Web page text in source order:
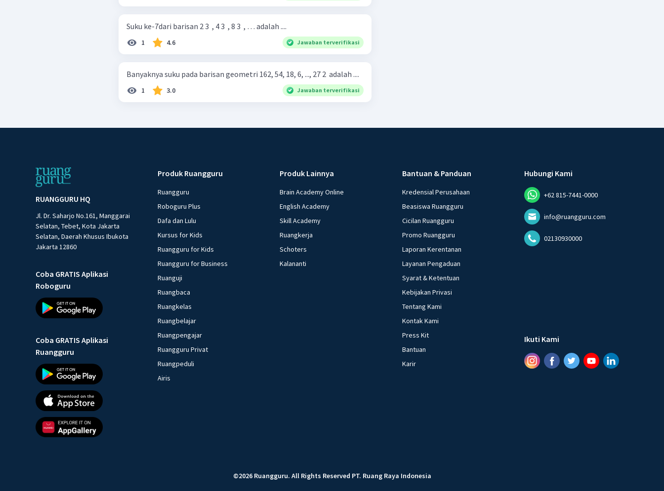
Suku ke-7dari barisan 2 3 ​ , 4 3 ​ , 8 3 ​ , … adalah ....
1 4.6 Jawaban terverifikasi
Banyaknya suku pada barisan geometri 162, 54, 18, 6, ..., 27 2 ​ adalah ....
1 3.0 Jawaban terverifikasi
RUANGGURU HQ
Jl. Dr. Saharjo No.161, Manggarai
Selatan, Tebet, Kota Jakarta
Selatan, Daerah Khusus Ibukota
Jakarta 12860
Coba GRATIS Aplikasi
Roboguru
Coba GRATIS Aplikasi
Ruangguru
Produk Ruangguru
Ruangguru
Roboguru Plus
Dafa dan Lulu
Kursus for Kids
Ruangguru for Kids
Ruangguru for Business
Ruanguji
Ruangbaca
Ruangkelas
Ruangbelajar
Ruangpengajar
Ruangguru Privat
Ruangpeduli
Airis
Produk Lainnya
Brain Academy Online
English Academy
Skill Academy
Ruangkerja
Schoters
Kalananti
Bantuan & Panduan
Kredensial Perusahaan
Beasiswa Ruangguru
Cicilan Ruangguru
Promo Ruangguru
Laporan Kerentanan
Layanan Pengaduan
Syarat & Ketentuan
Kebijakan Privasi
Tentang Kami
Kontak Kami
Press Kit
Bantuan
Karir
Hubungi Kami
+62 815-7441-0000
info@ruangguru.com
02130930000
Ikuti Kami
©2026 Ruangguru. All Rights Reserved PT. Ruang Raya Indonesia